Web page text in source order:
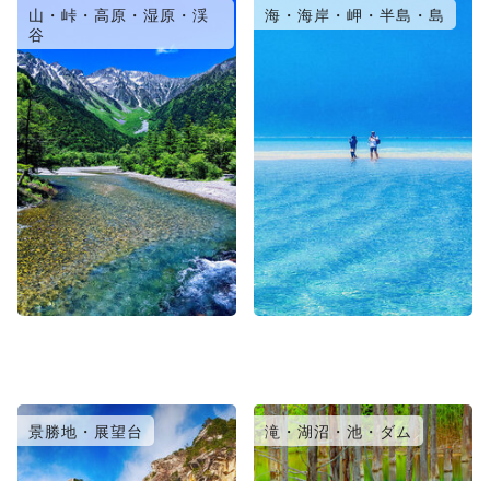
山・峠・高原・湿原・渓
谷
海・海岸・岬・半島・島
景勝地・展望台 滝・湖沼・池・ダム